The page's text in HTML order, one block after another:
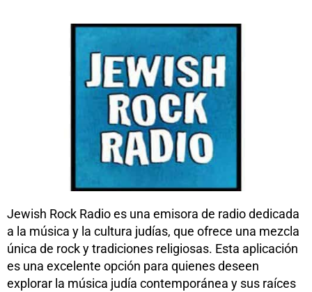
Jewish Rock Radio es una emisora de radio dedicada
a la música y la cultura judías, que ofrece una mezcla
única de rock y tradiciones religiosas. Esta aplicación
es una excelente opción para quienes deseen
explorar la música judía contemporánea y sus raíces